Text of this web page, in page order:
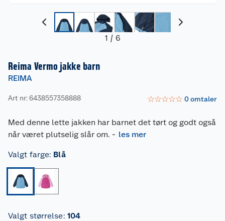
1 / 6
Reima Vermo jakke barn
REIMA
Art nr: 6438557358888 ☆☆☆☆☆ 0omtaler
Med denne lette jakken har barnet det tørt og godt også
når været plutselig slår om. - les mer
Valgt farge: Blå
Valgt størrelse: 104